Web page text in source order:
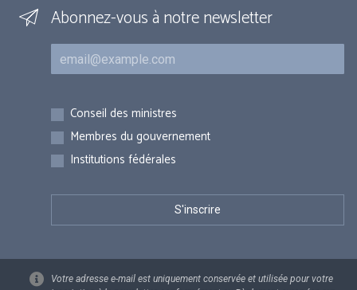
Abonnez-vous à notre newsletter
Courriel
Inscriptions
Conseil des ministres
Membres du gouvernement
Institutions fédérales
Votre adresse e-mail est uniquement conservée et utilisée pour votre